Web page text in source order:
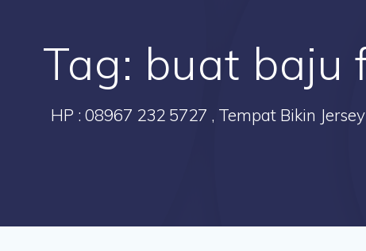
Tag: buat baju
HP : 08967 232 5727 , Tempat Bikin